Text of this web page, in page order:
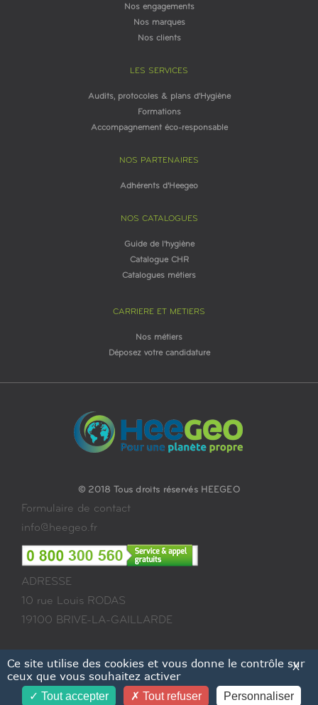
Nos engagements
Nos marques
Nos clients
LES SERVICES
Audits, protocoles & plans d'Hygiène
Formations
Accompagnement éco-responsable
NOS PARTENAIRES
Adhérents d'Heegeo
NOS CATALOGUES
Guide de l'hygiène
Catalogue CHR
Catalogues métiers
CARRIERE ET METIERS
Nos métiers
Déposez votre candidature
© 2018 Tous droits réservés HEEGEO
Formulaire de contact
info@heegeo.fr
ADRESSE
10 rue Louis RODAS
19100 BRIVE-LA-GAILLARDE
X
Ce site utilise des cookies et vous donne le contrôle sur
ceux que vous souhaitez activer
Tout accepter Tout refuser Personnaliser